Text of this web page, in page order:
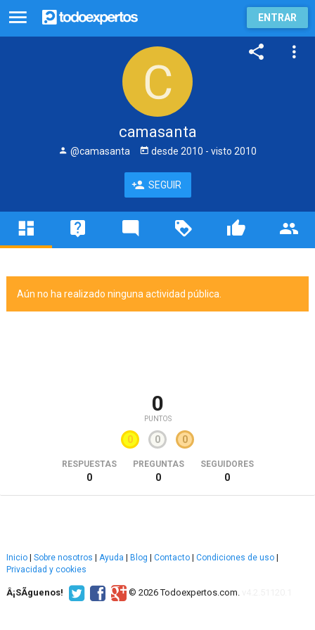
ENTRAR
camasanta
@camasanta desde 2010 - visto 2010
SEGUIR
Aún no ha realizado ninguna actividad pública.
0
PUNTOS
0 0 0
RESPUESTAS
0
PREGUNTAS
0
SEGUIDORES
0
Inicio Sobre nosotros Ayuda Blog Contacto Condiciones de uso
Privacidad y cookies
Â¡SÃ­guenos! © 2026 Todoexpertos.com.